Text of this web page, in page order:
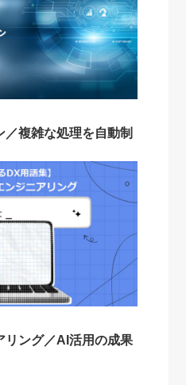
複雑な処理を自動制
リング／AI活用の成果